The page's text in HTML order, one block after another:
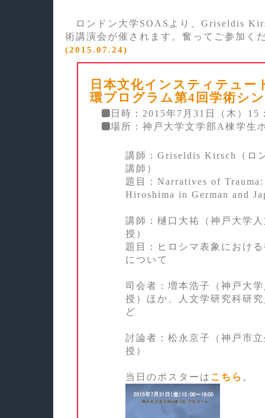
ロンドン大学SOASより、Griseldis
術講演会が催されます。奮ってご参加く
(2015.07.24)
日本文化インスティテュー
環プログラム第4回学術シ
日時：2015年7月31日（木）15
場所：神戸大学文学部A棟学生
講師：Griseldis Kirsch（ロ
講師）
題目：Narratives of
Hiroshima in German and
講師：樋口大祐（神戸大学
授）
題目：ヒロシマ表象におけ
について
司会者：増本浩子（神戸大
授）ほか、人文学研究科研
ど
討論者：松永京子（神戸市
授）
当日のポスターは こちら 。